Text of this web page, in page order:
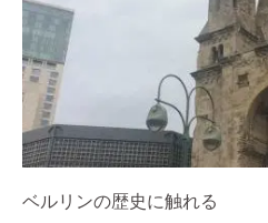
ベルリンの歴史に触れる